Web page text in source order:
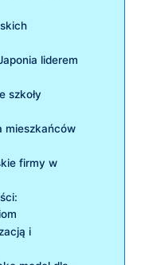
liderem
szkoły
mieszkańców
firmy w
i